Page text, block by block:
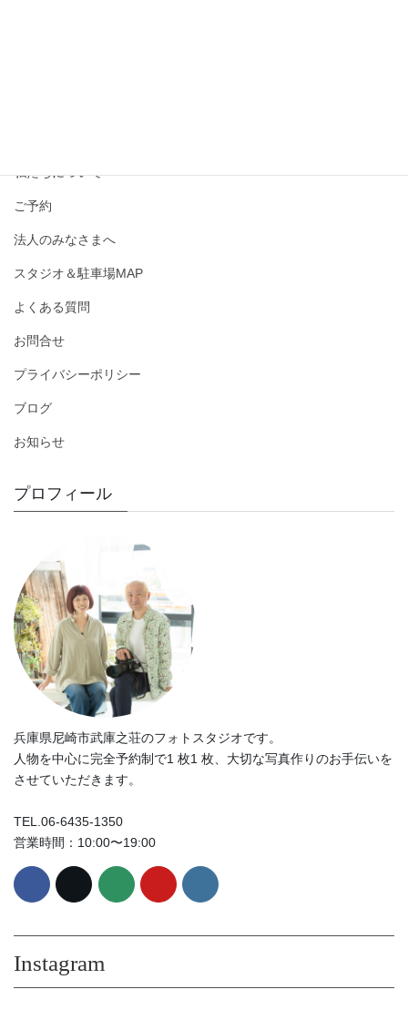
私たちについて
ご予約
法人のみなさまへ
スタジオ＆駐車場MAP
よくある質問
お問合せ
プライバシーポリシー
ブログ
お知らせ
プロフィール
兵庫県尼崎市武庫之荘のフォトスタジオです。
人物を中心に完全予約制で1 枚1 枚、大切な写真作りのお手伝いを
させていただきます。
TEL.06-6435-1350
営業時間：10:00〜19:00
Instagram